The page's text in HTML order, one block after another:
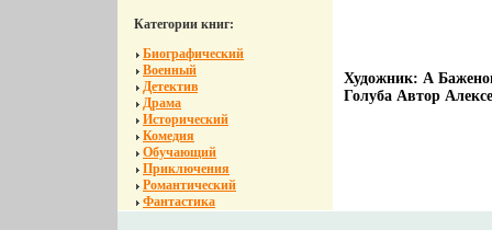
Категории книг:
Биографический
Военный
Детектив
Драма
Исторический
Комедия
Обучающий
Приключения
Романтический
Фантастика
Художник: А
Голуба Автор